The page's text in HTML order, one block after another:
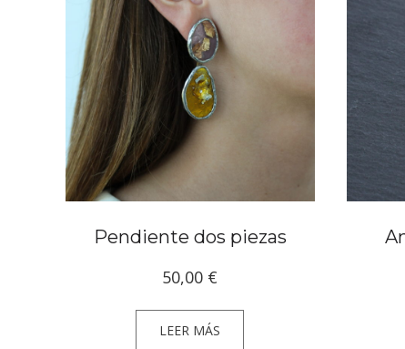
Pendiente dos piezas
50,00 €
LEER MÁS